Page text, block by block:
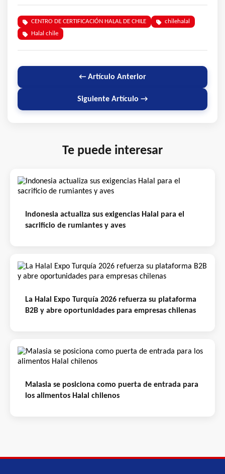
CENTRO DE CERTIFICACIÓN HALAL DE CHILE
chilehalal
Halal chile
← Artículo Anterior
Siguiente Artículo →
Te puede interesar
Indonesia actualiza sus exigencias Halal para el
sacrificio de rumiantes y aves
La Halal Expo Turquía 2026 refuerza su plataforma
B2B y abre oportunidades para empresas chilenas
Malasia se posiciona como puerta de entrada para
los alimentos Halal chilenos